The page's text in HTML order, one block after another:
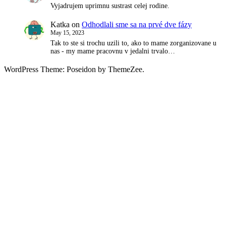
Vyjadrujem uprimnu sustrast celej rodine.
Katka on Odhodlali sme sa na prvé dve fázy
May 15, 2023
Tak to ste si trochu uzili to, ako to mame zorganizovane u
nas - my mame pracovnu v jedalni trvalo…
WordPress Theme: Poseidon by ThemeZee.